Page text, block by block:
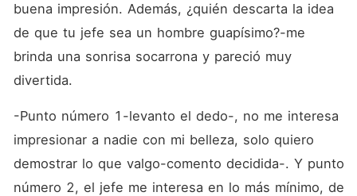
buena impresión. Además, ¿quién descarta la idea
de que tu jefe sea un hombre guapísimo?-me
brinda una sonrisa socarrona y pareció muy
divertida.
-Punto número 1-levanto el dedo-, no me interesa
impresionar a nadie con mi belleza, solo quiero
demostrar lo que valgo-comento decidida-. Y punto
número 2, el jefe me interesa en lo más mínimo, de